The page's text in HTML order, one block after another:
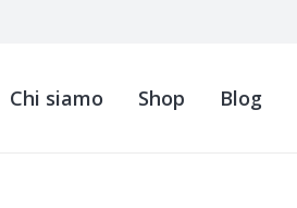
Chi siamo Shop Blog